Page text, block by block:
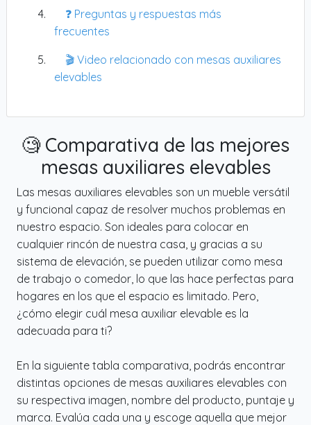
❓ Preguntas y respuestas más
frecuentes
🎬 Video relacionado con mesas auxiliares
elevables
🧐 Comparativa de las mejores
mesas auxiliares elevables
Las mesas auxiliares elevables son un mueble versátil
y funcional capaz de resolver muchos problemas en
nuestro espacio. Son ideales para colocar en
cualquier rincón de nuestra casa, y gracias a su
sistema de elevación, se pueden utilizar como mesa
de trabajo o comedor, lo que las hace perfectas para
hogares en los que el espacio es limitado. Pero,
¿cómo elegir cuál mesa auxiliar elevable es la
adecuada para ti?
En la siguiente tabla comparativa, podrás encontrar
distintas opciones de mesas auxiliares elevables con
su respectiva imagen, nombre del producto, puntaje y
marca. Evalúa cada una y escoge aquella que mejor